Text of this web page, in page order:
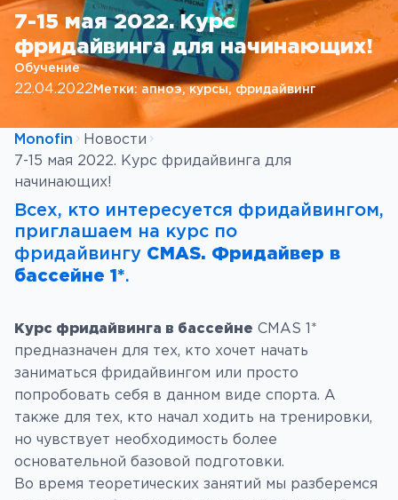
7-15 мая 2022. Курс
фридайвинга для начинающих!
Обучение
22.04.2022Метки:апноэ, курсы, фридайвинг
Monofin
Новости
7-15 мая 2022. Курс фридайвинга для
начинающих!
Всех, кто интересуется фридайвингом,
приглашаем на курс по
фридайвингу CMAS. Фридайвер в
бассейне 1*.
Курс фридайвинга в бассейне CMAS 1*
предназначен для тех, кто хочет начать
заниматься фридайвингом или просто
попробовать себя в данном виде спорта. А
также для тех, кто начал ходить на тренировки,
но чувствует необходимость более
основательной базовой подготовки.
Во время теоретических занятий мы разберемся